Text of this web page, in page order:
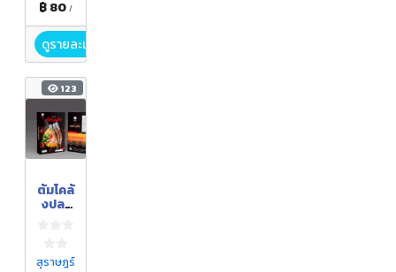
฿ 80 /
ดูรายละเอียด
123
ต้มโคล้
งปลา
สุราษฎร์